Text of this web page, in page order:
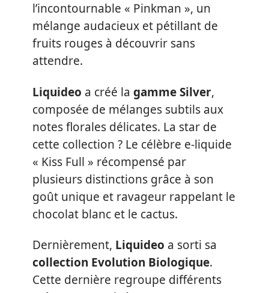
l’incontournable « Pinkman », un
mélange audacieux et pétillant de
fruits rouges à découvrir sans
attendre.
Liquideo a créé la gamme Silver,
composée de mélanges subtils aux
notes florales délicates. La star de
cette collection ? Le célèbre e-liquide
« Kiss Full » récompensé par
plusieurs distinctions grâce à son
goût unique et ravageur rappelant le
chocolat blanc et le cactus.
Dernièrement, Liquideo a sorti sa
collection Evolution Biologique.
Cette dernière regroupe différents